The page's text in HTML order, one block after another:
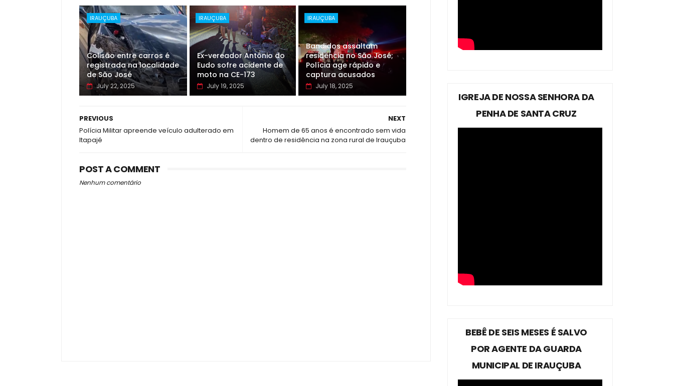
IRAUÇUBA
Colisão entre carros é
registrada na localidade
de São José
July 22, 2025
IRAUÇUBA
Ex-vereador Antônio do
Eudo sofre acidente de
moto na CE-173
July 19, 2025
IRAUÇUBA
Bandidos assaltam
residência no São José;
Polícia age rápido e
captura acusados
July 18, 2025
NEXT
Homem de 65 anos é encontrado sem vida
dentro de residência na zona rural de Irauçuba
PREVIOUS
Polícia Militar apreende veículo adulterado em
Itapajé
POST A COMMENT
Nenhum comentário
IGREJA DE NOSSA SENHORA DA
PENHA DE SANTA CRUZ
BEBÊ DE SEIS MESES É SALVO
POR AGENTE DA GUARDA
MUNICIPAL DE IRAUÇUBA